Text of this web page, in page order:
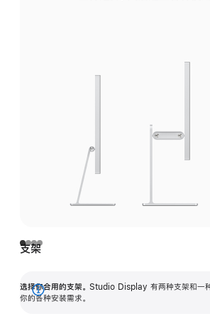
支架
选择你合用的支架。 Studio Display 有两种支架和一种
你的各种安装需求。
展